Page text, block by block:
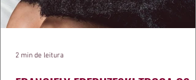
2 min de leitura